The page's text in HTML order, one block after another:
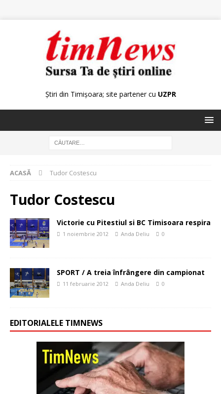
Știri din Timișoara; site partener cu UZPR
ACASĂ Tudor Costescu
Tudor Costescu
Victorie cu Pitestiul si BC Timisoara respira
1 noiembrie 2012 Anda Deliu 0
SPORT / A treia înfrângere din campionat
11 februarie 2012 Anda Deliu 0
EDITORIALELE TIMNEWS